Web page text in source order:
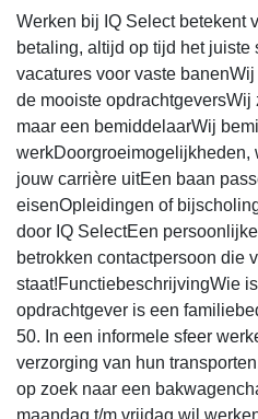
Werken bij IQ Select betekent
betaling, altijd op tijd het juiste
vacatures voor vaste
de mooiste
maar een bemiddelaarWij
werkDoorgroeimogelijkheden,
jouw carrière uitEen baan
eisenOpleidingen of
door IQ SelectEen
betrokken contactpersoon die
staat!FunctiebeschrijvingWie
opdrachtgever is een
50. In een informele sfeer
verzorging van hun
op zoek naar een
maandag t/m vrijdag wil